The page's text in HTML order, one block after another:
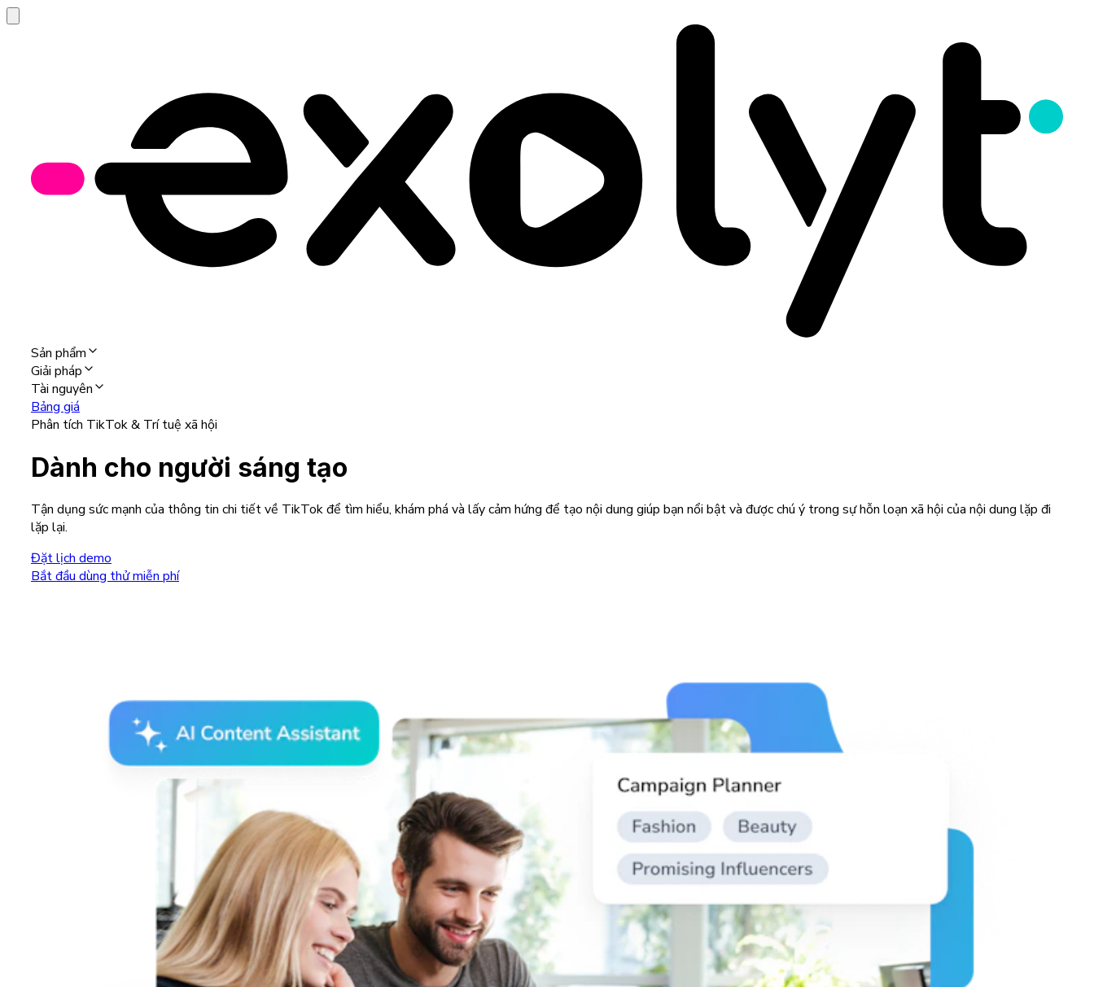
Sản phẩm
Giải pháp
Tài nguyên
Bảng giá
Phân tích TikTok & Trí tuệ xã hội
Dành cho người sáng tạo
Tận dụng sức mạnh của thông tin chi tiết về TikTok để tìm hiểu, khám phá và lấy cảm hứng để tạo nội dung giúp bạn nổi bật và được chú ý trong sự hỗn loạn xã hội của nội dung lặp đi
lặp lại.
Đặt lịch demo
Bắt đầu dùng thử miễn phí